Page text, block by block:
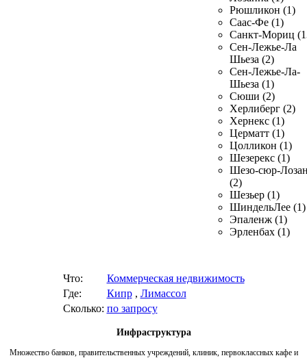
Рюшликон (1)
Саас-Фе (1)
Санкт-Мориц
Сен-Лежье-Ла
Шьеза (2)
Сен-Лежье-Ла-
Шьеза (1)
Сюши (2)
Херлиберг (2)
Хернекс (1)
Церматт (1)
Цолликон (1)
Шезерекс (1)
Шезо-сюр-
(2)
Шезьер (1)
ШиндельЛее (1)
Эпаленж (1)
Эрленбах (1)
Что:
Коммерческая недвижимость
Где:
Кипр, Лимассол
Сколько: по запросу
Инфраструктура
Множество банков, правительственных учреждений, клиник, первоклассных кафе и